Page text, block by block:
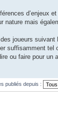
d’enjeux
nature mais
joueurs
suffisamment
ou faire pour
publiés depuis :